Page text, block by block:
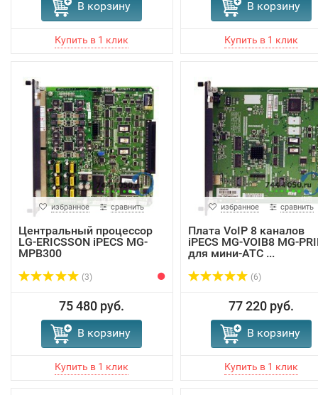
В корзину В корзину
избранное сравнить
Центральный процессор
LG-ERICSSON iPECS MG-
MPB300
(3)
75 480 руб.
В корзину
избранное сравнить
Плата VoIP 8 каналов
iPECS MG-VOIB8 MG-
для мини-АТС ...
(6)
77 220 руб.
В корзину